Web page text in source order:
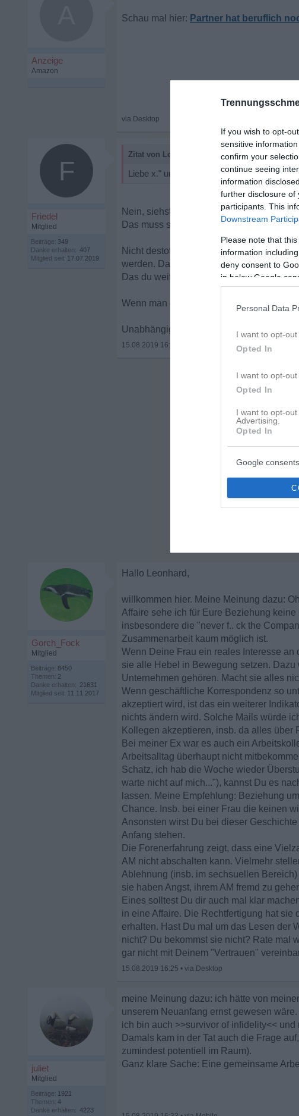
If you wish to opt-
sensitive
confirm your
continue seeing
information
further disclosure of
participants. This
Downstream
Please note that
information
deny consent to
in below Google
Personal Data
I want to opt-
Opted In
I want to opt-
Opted In
I want to opt-
Advertising.
Opted In
Google consents
Partner hat beruflich
F
Friedel
Mitglied
Beiträge: 349
Danke erhalten: 407
Mitglied seit: 17.07.2019
Zitat von Leonhard:
Liebe x." und "Gute Nacht"
Nein, siehst Du nicht so. Das ist
Das muss sie unterbinden.
Nicht destotrotz wird es eine schwierige
werden. Das musst du dann aushalten
Das du weitermachst und für dich
Wenn man das kann und deine Frau es
Unabhängig ob ich es so hingenommen
15.08.2019 16:22
Gorch_Fock
Mitglied
Beiträge: 8450
Themen: 2
Danke erhalten: 21631
Mitglied seit: 11.11.2017
Hallo Leonhard,
willkommen hier. Meine Meinung dazu:
Affaire sehe ich für Eure Beziehung
insbesondere die "never f.. ck the
Zusammenarbeit kaum möglich ist.
Wenn Deine Frau ein reales Interesse an
sie alle Hebel in Bewegung setzen.
Unternehmen gehören. Macht sie alles
Wenn geschäftliche Korrespondenz so
akzeptiert wird, ist das ein weiterer
nichts ändern wird. Solche Mails würde
Kollegen akzeptieren, insb. da alles über
Bei meiner Ex war es auch ein
Arbeitsalltag überhaupt nicht
Schatz, ich hab die Woche wieder
warte nicht auf mich..."), kannst Du es
lassen. Meine Empfehlung: Beziehung
Chance. Insb. bei einer Frau die keinen
Ansonsten wirst Du bei dieser
Anfang stehen.
Die Forenerfahrung zeigt, dass eine
AM nicht abschalten kann. Vielmehr
Ablehnung (insb. im sechsuellen
sie haben Angst, ihrem AM fremd zu
Eines solltest Du dir auch mal klar
in eine Affaire. Die Rechtfertigung hat sie
erhalten. Hast Du mal um das Lesen der
nicht? Du bekommst sie nicht? Rate mal
gar nicht mit Deinem "Vertrauen"
15.08.2019 16:25 •
juliet
Mitglied
Beiträge: 1921
Themen: 4
Danke erhalten: 4223
meine Meinung dazu: ich hätte von
unserem Neuanfang ernst gewesen wäre.
ich bin auch >>survivor of infidelity<<
Damals kam in der Tat auch die Frage
zumindest potentiell im Raum).
Ganz klare Sache: Eine gemeinsame